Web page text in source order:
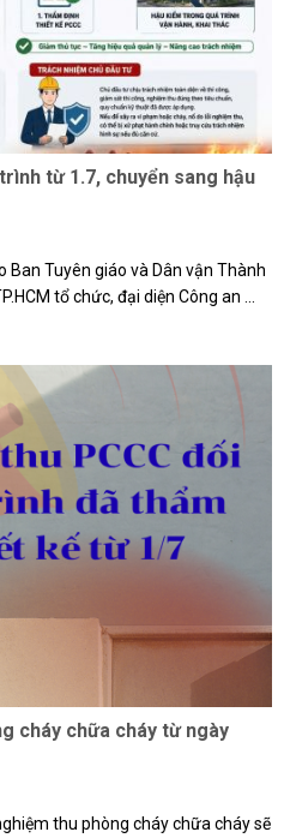
từ 1.7, chuyển sang hậu
Ban Tuyên giáo và Dân vận Thành
tổ chức, đại diện Công an ...
cháy chữa cháy từ ngày
thu phòng cháy chữa cháy sẽ
MIỄN PHÍ